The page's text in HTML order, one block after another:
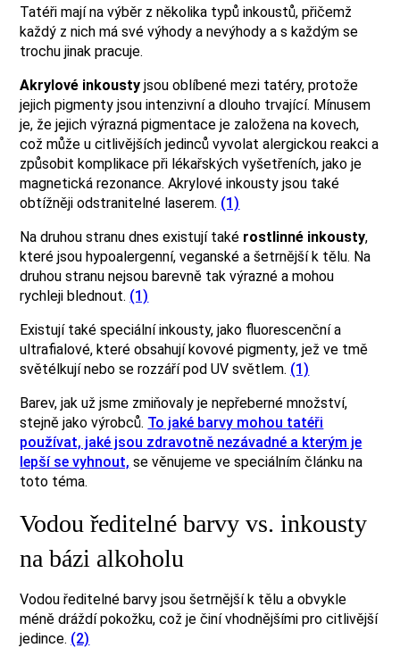
Tatéři mají na výběr z několika typů inkoustů, přičemž
každý z nich má své výhody a nevýhody a s každým se
trochu jinak pracuje.
Akrylové inkousty jsou oblíbené mezi tatéry, protože
jejich pigmenty jsou intenzivní a dlouho trvající. Mínusem
je, že jejich výrazná pigmentace je založena na kovech,
což může u citlivějších jedinců vyvolat alergickou reakci a
způsobit komplikace při lékařských vyšetřeních, jako je
magnetická rezonance. Akrylové inkousty jsou také
obtížněji odstranitelné laserem. (1)
Na druhou stranu dnes existují také rostlinné inkousty,
které jsou hypoalergenní, veganské a šetrnější k tělu. Na
druhou stranu nejsou barevně tak výrazné a mohou
rychleji blednout. (1)
Existují také speciální inkousty, jako fluorescenční a
ultrafialové, které obsahují kovové pigmenty, jež ve tmě
světélkují nebo se rozzáří pod UV světlem. (1)
Barev, jak už jsme zmiňovaly je nepřeberné množství,
stejně jako výrobců. To jaké barvy mohou tatéři
používat, jaké jsou zdravotně nezávadné a kterým je
lepší se vyhnout, se věnujeme ve speciálním článku na
toto téma.
Vodou ředitelné barvy vs. inkousty
na bázi alkoholu
Vodou ředitelné barvy jsou šetrnější k tělu a obvykle
méně dráždí pokožku, což je činí vhodnějšími pro citlivější
jedince. (2)